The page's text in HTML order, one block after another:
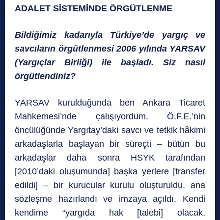
ADALET SİSTEMİNDE ÖRGÜTLENME
Bildiğimiz kadarıyla Türkiye’de yargıç ve
savcıların örgütlenmesi 2006 yılında YARSAV
(Yargıçlar Birliği) ile başladı. Siz nasıl
örgütlendiniz?
YARSAV kurulduğunda ben Ankara Ticaret
Mahkemesi’nde çalışıyordum. Ö.F.E.’nin
öncülüğünde Yargıtay’daki savcı ve tetkik hâkimi
arkadaşlarla başlayan bir süreçti – bütün bu
arkadaşlar daha sonra HSYK tarafından
[2010’daki oluşumunda] başka yerlere [transfer
edildi] – bir kurucular kurulu oluşturuldu, ana
sözleşme hazırlandı ve imzaya açıldı. Kendi
kendime “yargıda hak [talebi] olacak,